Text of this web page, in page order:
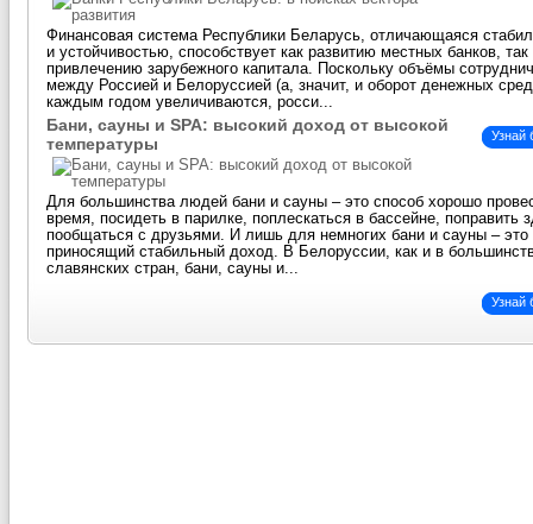
Финансовая система Республики Беларусь, отличающаяся
и устойчивостью, способствует как развитию местных банков, так
привлечению зарубежного капитала. Поскольку объёмы
между Россией и Белоруссией (а, значит, и оборот денежных
каждым годом увеличиваются, росси...
Узнай
Бани, сауны и SPA: высокий доход от высокой
температуры
Для большинства людей бани и сауны – это способ хорошо
время, посидеть в парилке, поплескаться в бассейне, поправить
пообщаться с друзьями. И лишь для немногих бани и сауны – это
приносящий стабильный доход. В Белоруссии, как и в
славянских стран, бани, сауны и...
Узнай